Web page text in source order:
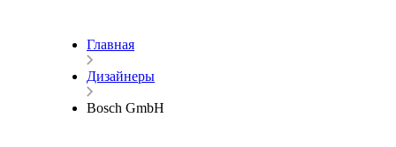
Главная
Дизайнеры
Bosch GmbH